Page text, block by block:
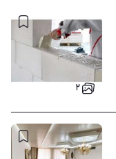
۲